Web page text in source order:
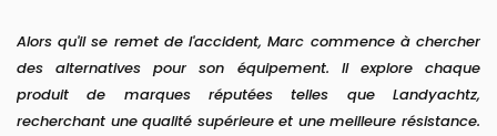
Alors qu'il se remet de l'accident, Marc commence à chercher
des alternatives pour son équipement. Il explore chaque
produit de marques réputées telles que Landyachtz,
recherchant une qualité supérieure et une meilleure résistance.